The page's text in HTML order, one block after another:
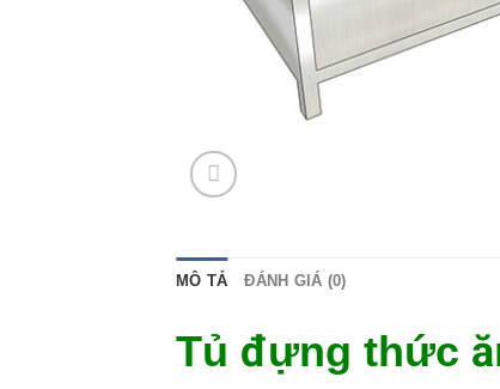
MÔ TẢ ĐÁNH GIÁ (0)
Tủ đựng thức